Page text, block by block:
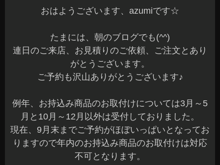
おはようございます、azumiです☆
たまには、朝のブログでも(^^)
連日のご来店、お見積りのご依頼、ご注文とあり
がとうございます。
ご予約も沢山ありがとうございます♪
例年、お持込み商品のお取付けについては3月～5
月と10月～12月以外は受付しておりました。
現在、9月末までご予約がほぼいっぱいとなってお
りますので年内のお持込み商品のお取付けは対応
不可となります。